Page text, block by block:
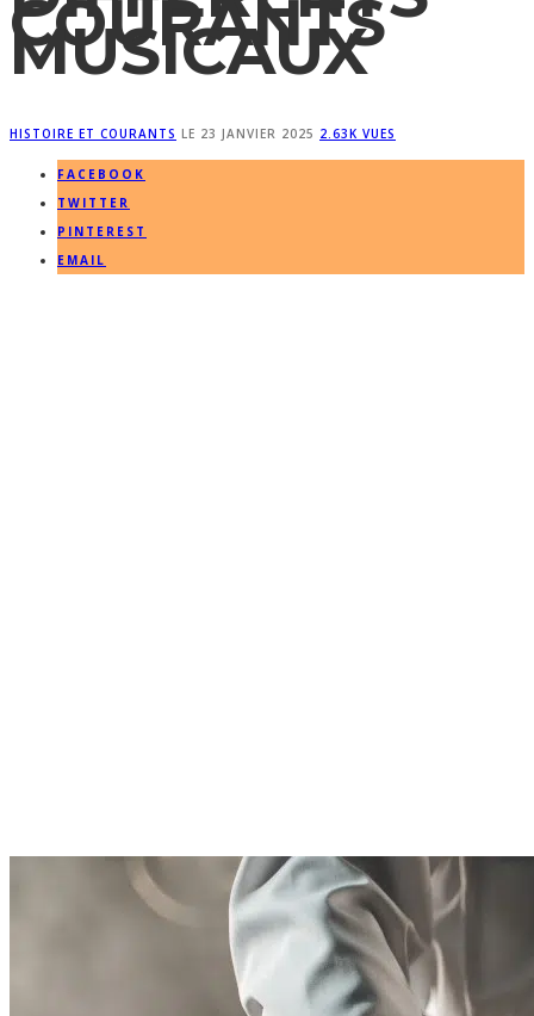
COURANTS
MUSICAUX
HISTOIRE ET COURANTS LE 23 JANVIER 2025 2.63K VUES
FACEBOOK
TWITTER
PINTEREST
EMAIL